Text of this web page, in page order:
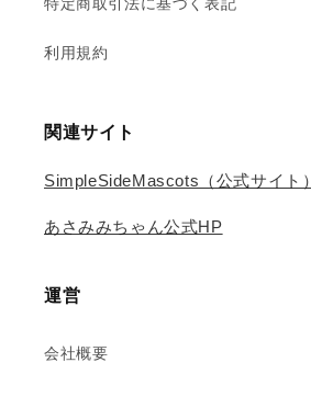
特定商取引法に基づく表記
利用規約
関連サイト
SimpleSideMascots（公式サイト）
あさみみちゃん公式HP
運営
会社概要